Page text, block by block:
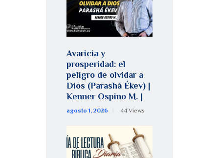
Avaricia y
prosperidad: el
peligro de olvidar a
Dios (Parashá Ékev) |
Kenner Ospino M. |
agosto 1, 2026 44 Views